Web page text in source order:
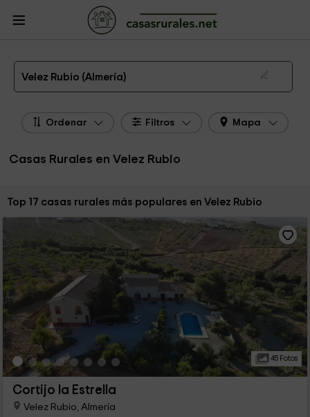
Casas Rurales
Almería
Casas Rurales Velez Rubio
Las 17 mejores casas rurales en Velez Rubio de 2026
Velez Rubio (Almería)
Ordenar Filtros Mapa
Casas Rurales en Velez Rubio
Ordenar por:
Top 17 casas rurales más populares en Velez Rubio
45 Fotos
Cortijo la Estrella
Velez Rubio, Almería